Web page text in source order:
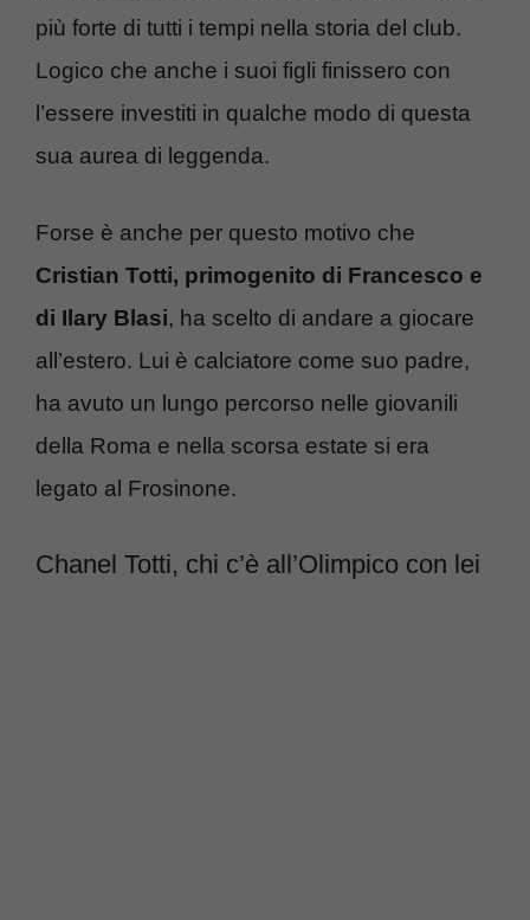
più forte di tutti i tempi nella storia del club.
Logico che anche i suoi figli finissero con
l’essere investiti in qualche modo di questa
sua aurea di leggenda.
Forse è anche per questo motivo che
Cristian Totti, primogenito di Francesco e
di Ilary Blasi, ha scelto di andare a giocare
all’estero. Lui è calciatore come suo padre,
ha avuto un lungo percorso nelle giovanili
della Roma e nella scorsa estate si era
legato al Frosinone.
Chanel Totti, chi c’è all’Olimpico con lei